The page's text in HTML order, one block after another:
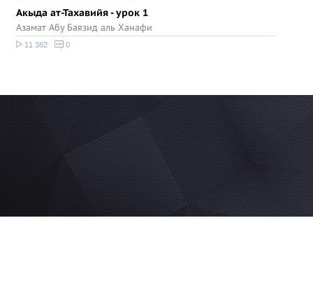
Акыда ат-Тахавийя - урок 1
Азамат Абу Баязид аль Ханафи
11 382 0